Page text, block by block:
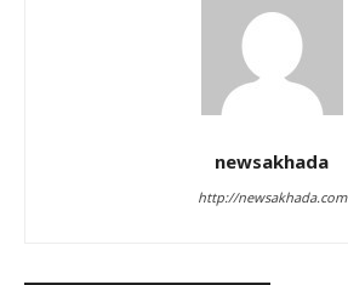
newsakhada
http://newsakhada.com